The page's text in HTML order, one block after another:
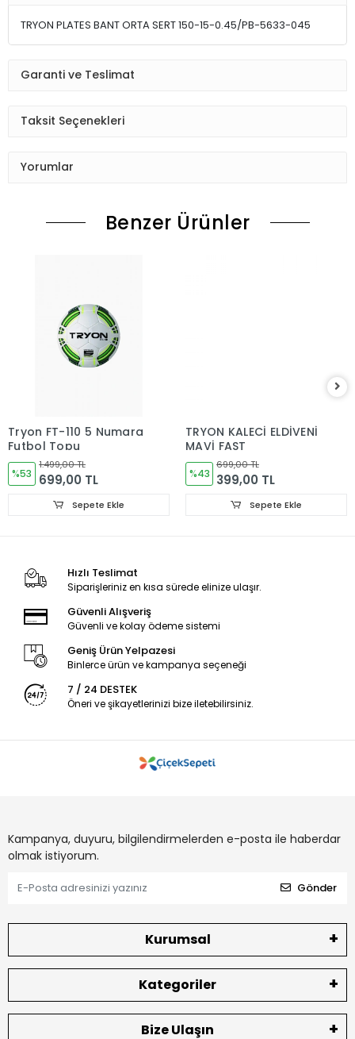
TRYON PLATES BANT ORTA SERT 150-15-0.45/PB-5633-045
Garanti ve Teslimat
Taksit Seçenekleri
Yorumlar
Benzer Ürünler
Tryon FT-110 5 Numara
Futbol Topu
%53
1.499,00 TL
699,00 TL
Sepete Ekle
TRYON KALECİ ELDİVENİ
MAVİ FAST
%43
699,00 TL
399,00 TL
Sepete Ekle
Hızlı Teslimat
Siparişleriniz en kısa sürede elinize ulaşır.
Güvenli Alışveriş
Güvenli ve kolay ödeme sistemi
Geniş Ürün Yelpazesi
Binlerce ürün ve kampanya seçeneği
7 / 24 DESTEK
Öneri ve şikayetlerinizi bize iletebilirsiniz.
Kampanya, duyuru, bilgilendirmelerden e-posta ile haberdar
olmak istiyorum.
Gönder
Kurumsal
Kategoriler
Bize Ulaşın